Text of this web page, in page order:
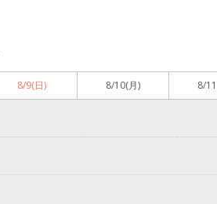
8/9(日) 8/10(月) 8/11